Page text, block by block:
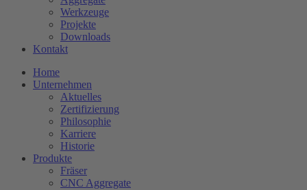
Werkzeuge
Projekte
Downloads
Kontakt
Home
Unternehmen
Aktuelles
Zertifizierung
Philosophie
Karriere
Historie
Produkte
Fräser
CNC Aggregate